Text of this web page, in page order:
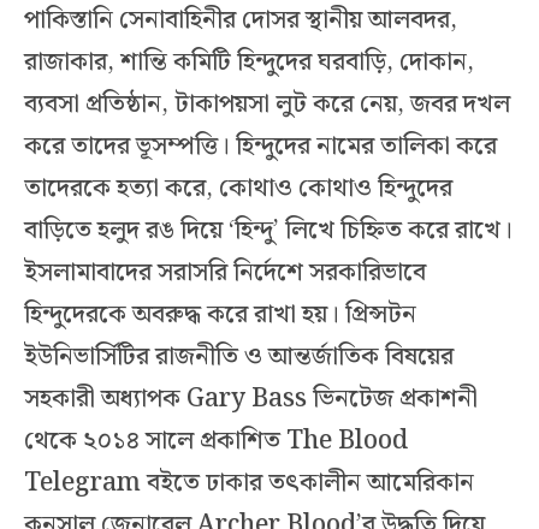
পাকিস্তানি সেনাবাহিনীর দোসর স্থানীয় আলবদর,
রাজাকার, শান্তি কমিটি হিন্দুদের ঘরবাড়ি, দোকান,
ব্যবসা প্রতিষ্ঠান, টাকাপয়সা লুট করে নেয়, জবর দখল
করে তাদের ভূসম্পত্তি। হিন্দুদের নামের তালিকা করে
তাদেরকে হত্যা করে, কোথাও কোথাও হিন্দুদের
বাড়িতে হলুদ রঙ দিয়ে ‘হিন্দু’ লিখে চিহ্নিত করে রাখে।
ইসলামাবাদের সরাসরি নির্দেশে সরকারিভাবে
হিন্দুদেরকে অবরুদ্ধ করে রাখা হয়। প্রিন্সটন
ইউনিভার্সিটির রাজনীতি ও আন্তর্জাতিক বিষয়ের
সহকারী অধ্যাপক Gary Bass ভিনটেজ প্রকাশনী
থেকে ২০১৪ সালে প্রকাশিত The Blood
Telegram বইতে ঢাকার তৎকালীন আমেরিকান